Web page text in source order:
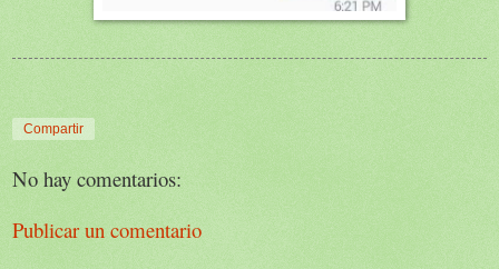
Compartir
No hay comentarios:
Publicar un comentario